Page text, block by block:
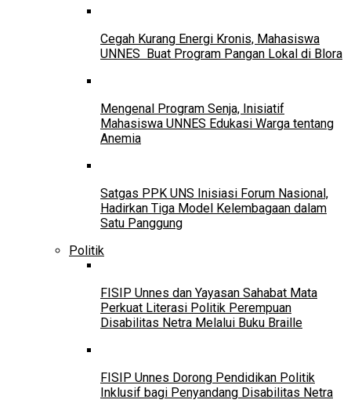
Cegah Kurang Energi Kronis, Mahasiswa
UNNES Buat Program Pangan Lokal di Blora
Mengenal Program Senja, Inisiatif
Mahasiswa UNNES Edukasi Warga tentang
Anemia
Satgas PPK UNS Inisiasi Forum Nasional,
Hadirkan Tiga Model Kelembagaan dalam
Satu Panggung
Politik
FISIP Unnes dan Yayasan Sahabat Mata
Perkuat Literasi Politik Perempuan
Disabilitas Netra Melalui Buku Braille
FISIP Unnes Dorong Pendidikan Politik
Inklusif bagi Penyandang Disabilitas Netra